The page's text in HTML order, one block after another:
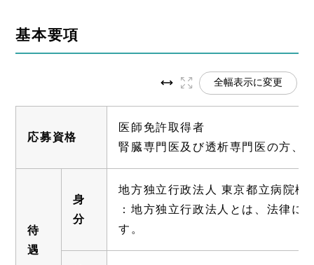
基本要項
全幅表示に変更
応募資格
医師免許取得者
腎臓専門医及び透析専門医の方、
待
遇
身
分
地方独立行政法人 東京都立病院機
：地方独立行政法人とは、法律に
す。